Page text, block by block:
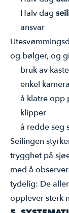
Halv dag
ansvar
og bølger, og
bruk av
enkel
å klatre opp
klipper
å redde seg
Seilingen
trygghet på
med å
tydelig: De
opplever sterk